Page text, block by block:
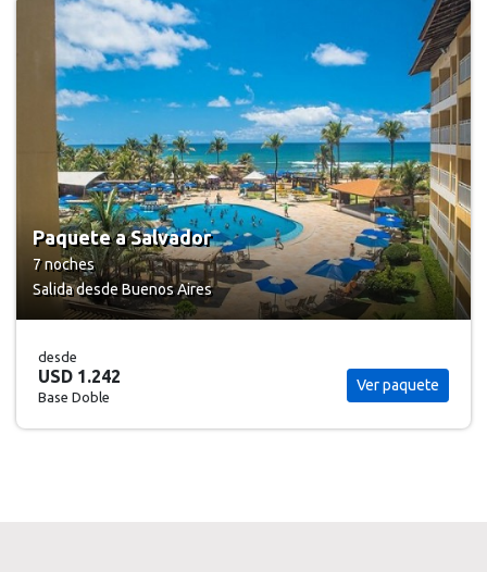
Paquete a Salvador
7 noches
Salida desde Buenos Aires
desde
USD 1.242
Base Doble
Ver paquete